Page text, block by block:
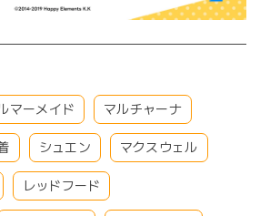
マーメイド マルチャーナ
シュエン マクスウェル
レッドフード